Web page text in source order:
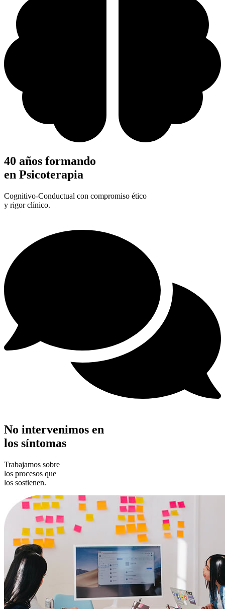
40 años formando
en Psicoterapia
Cognitivo-Conductual con compromiso ético
y rigor clínico.
No intervenimos en
los síntomas
Trabajamos sobre
los procesos que
los sostienen.